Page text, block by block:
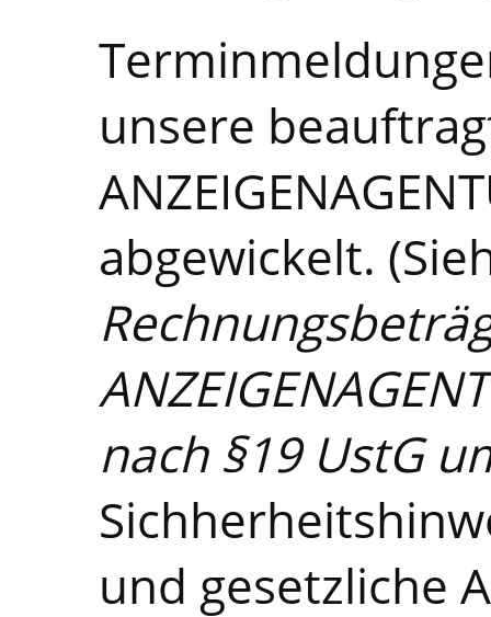
unsere
abgewickelt.
nach §19 UstG
und gesetzliche